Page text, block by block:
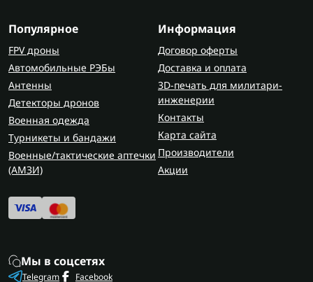
Популярное
FPV дроны
Автомобильные РЭБы
Антенны
Детекторы дронов
Военная одежда
Турникеты и бандажи
Военные/тактические аптечки
(AMЗИ)
Информация
Договор оферты
Доставка и оплата
3D-печать для милитари-
инженерии
Контакты
Карта сайта
Производители
Акции
Мы в соцсетях
Telegram Facebook